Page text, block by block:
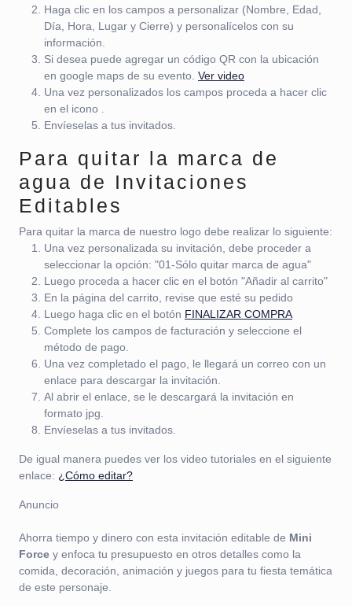
Haga clic en los campos a personalizar (Nombre, Edad,
Día, Hora, Lugar y Cierre) y personalícelos con su
información.
Si desea puede agregar un código QR con la ubicación
en google maps de su evento. Ver video
Una vez personalizados los campos proceda a hacer clic
en el icono
Envíeselas a tus invitados.
Para quitar la marca de
agua de Invitaciones
Editables
Para quitar la marca de nuestro logo debe realizar lo siguiente:
Una vez personalizada su invitación, debe proceder a
seleccionar la opción: "01-Sólo quitar marca de agua"
Luego proceda a hacer clic en el botón "Añadir al carrito"
En la página del carrito, revise que esté su pedido
Luego haga clic en el botón FINALIZAR COMPRA
Complete los campos de facturación y seleccione el
método de pago.
Una vez completado el pago, le llegará un correo con un
enlace para descargar la invitación.
Al abrir el enlace, se le descargará la invitación en
formato jpg.
Envíeselas a tus invitados.
De igual manera puedes ver los video tutoriales en el siguiente
enlace: ¿Cómo editar?
Anuncio
Ahorra tiempo y dinero con esta invitación editable de Mini
Force y enfoca tu presupuesto en otros detalles como la
comida, decoración, animación y juegos para tu fiesta temática
de este personaje.